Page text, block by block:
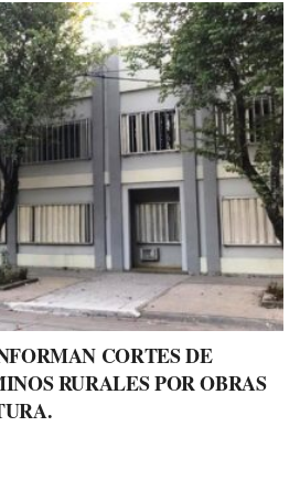
CORTES DE
RURALES POR OBRAS